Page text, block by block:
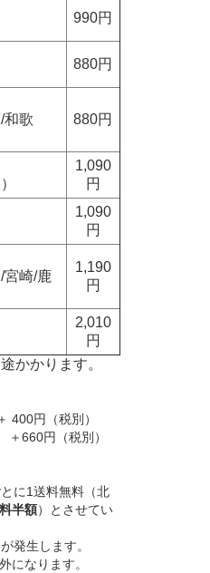
990円
880円
和歌
880円
1,090
円
1,090
円
宮崎/鹿
1,190
円
2,010
円
かかります。
円（税別）
円（税別）
に1送料無料（北
半額）とさせてい
発生します。
になります。